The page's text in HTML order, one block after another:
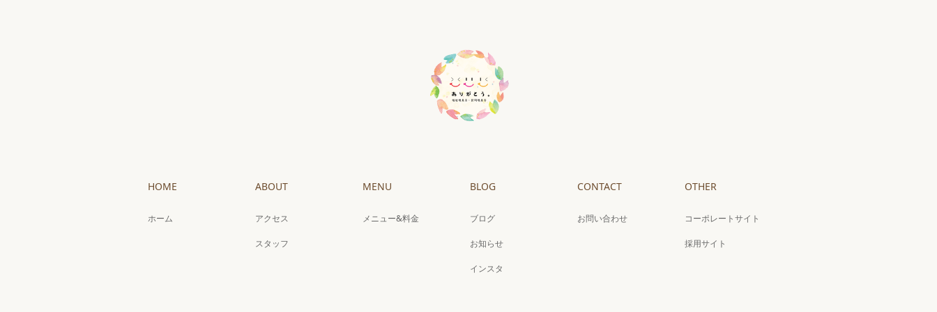
HOME
ホーム
ABOUT
アクセス
スタッフ
MENU
メニュー&料金
BLOG
ブログ
お知らせ
インスタ
CONTACT
お問い合わせ
OTHER
コーポレートサイト
採用サイト